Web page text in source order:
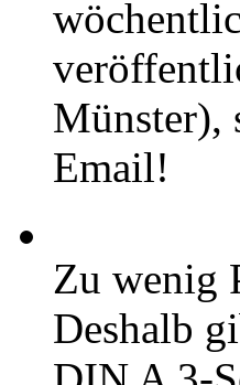
Münster),
Email!
Zu wenig
Deshalb